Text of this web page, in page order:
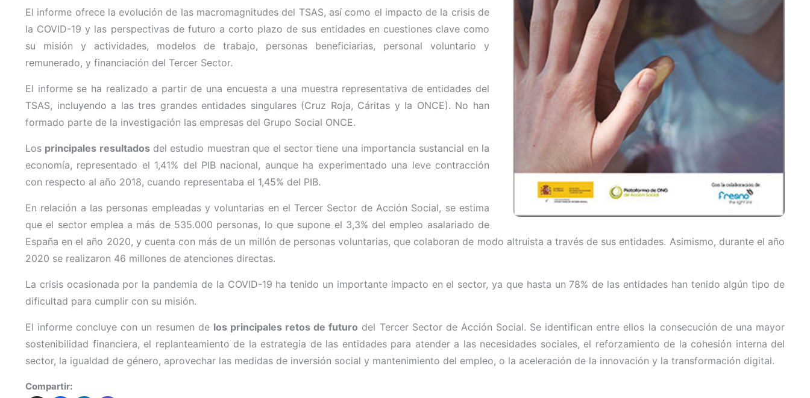
El informe ofrece la evolución de las macromagnitudes del TSAS, así como el impacto de la crisis de
la COVID-19 y las perspectivas de futuro a corto plazo de sus entidades en cuestiones clave como
su misión y actividades, modelos de trabajo, personas beneficiarias, personal voluntario y
remunerado, y financiación del Tercer Sector.
El informe se ha realizado a partir de una encuesta a una muestra representativa de entidades del
TSAS, incluyendo a las tres grandes entidades singulares (Cruz Roja, Cáritas y la ONCE). No han
formado parte de la investigación las empresas del Grupo Social ONCE.
Los principales resultadosdel estudio muestran que el sector tiene una importancia sustancial en la
economía, representado el 1,41% del PIB nacional, aunque ha experimentado una leve contracción
con respecto al año 2018, cuando representaba el 1,45% del PIB.
En relación a las personas empleadas y voluntarias en el Tercer Sector de Acción Social, se estima
que el sector emplea a más de 535.000 personas, lo que supone el 3,3% del empleo asalariado de
España en el año 2020, y cuenta con más de un millón de personas voluntarias, que colaboran de modo altruista a través de sus entidades. Asimismo, durante el año
2020 se realizaron 46 millones de atenciones directas.
La crisis ocasionada por la pandemia de la COVID-19 ha tenido un importante impacto en el sector, ya que hasta un 78% de las entidades han tenido algún tipo de
dificultad para cumplir con su misión.
El informe concluye con un resumen de los principales retos de futuro del Tercer Sector de Acción Social. Se identifican entre ellos la consecución de una mayor
sostenibilidad financiera, el replanteamiento de la estrategia de las entidades para atender a las necesidades sociales, el reforzamiento de la cohesión interna del
sector, la igualdad de género, aprovechar las medidas de inversión social y mantenimiento del empleo, o la aceleración de la innovación y la transformación digital.
Compartir: